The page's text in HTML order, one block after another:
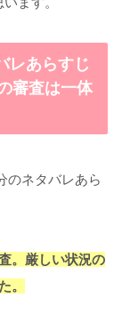
レあらすじ
審査は一体
のネタバレあら
。厳しい状況の
。